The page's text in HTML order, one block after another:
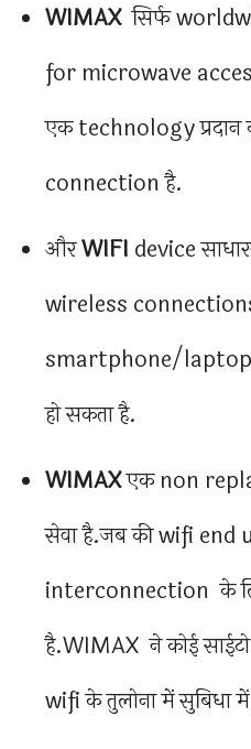
WIMAXसिर्फ
for microwave
एक technology
connection है.
औरWIFI device
wireless
smartphone/
हो सकता है.
WIMAXएक non
सेवा है.जब की wifi
interconnection के
है.WIMAX ने कोई
wifi के तुलोना में सुबिधा